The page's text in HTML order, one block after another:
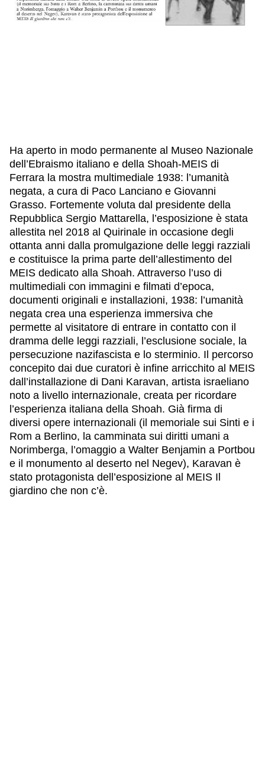
IL NOSTRO STAFF
EDUCAZIONE
Ha aperto in modo permanente al Museo Nazionale
dell’Ebraismo italiano e della Shoah-MEIS di
Ferrara la mostra multimediale 1938: l’umanità
negata, a cura di Paco Lanciano e Giovanni
Grasso. Fortemente voluta dal presidente della
Repubblica Sergio Mattarella, l’esposizione è stata
allestita nel 2018 al Quirinale in occasione degli
ottanta anni dalla promulgazione delle leggi razziali
e costituisce la prima parte dell’allestimento del
MEIS dedicato alla Shoah. Attraverso l’uso di
multimediali con immagini e filmati d’epoca,
documenti originali e installazioni, 1938: l’umanità
negata crea una esperienza immersiva che
permette al visitatore di entrare in contatto con il
dramma delle leggi razziali, l’esclusione sociale, la
persecuzione nazifascista e lo sterminio. Il percorso
concepito dai due curatori è infine arricchito al MEIS
dall’installazione di Dani Karavan, artista israeliano
noto a livello internazionale, creata per ricordare
l’esperienza italiana della Shoah. Già firma di
diversi opere internazionali (il memoriale sui Sinti e i
Rom a Berlino, la camminata sui diritti umani a
Norimberga, l’omaggio a Walter Benjamin a Portbou
e il monumento al deserto nel Negev), Karavan è
stato protagonista dell’esposizione al MEIS Il
giardino che non c’è.